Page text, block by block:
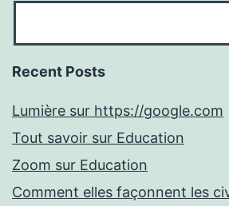
Recent Posts
Lumière sur https://google.com
Tout savoir sur Education
Zoom sur Education
Comment elles façonnent les